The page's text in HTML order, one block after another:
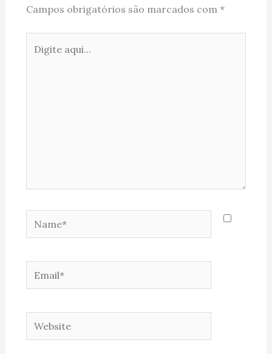
Campos obrigatórios são marcados com *
aqui...
Website